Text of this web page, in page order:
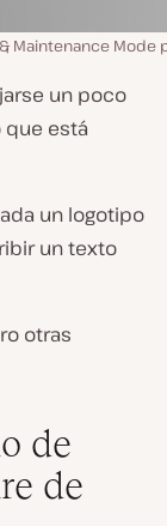
Maintenance Mode
un poco
que está
un logotipo
un texto
otras
de
de